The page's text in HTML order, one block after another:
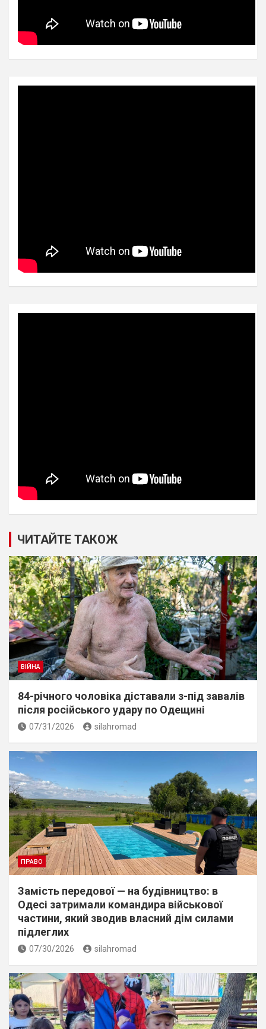
ЧИТАЙТЕ ТАКОЖ
ВІЙНА
84-річного чоловіка діставали з-під завалів
пiсля росiйського удару по Одещині
07/31/2026 silahromad
ПРАВО
Замість передової — на будівництво: в
Одесі затримали командира військової
частини, який зводив власний дім силами
підлеглих
07/30/2026 silahromad